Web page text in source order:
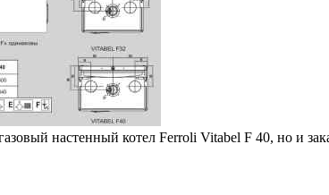
настенный котел Ferroli Vitabel F 40, но и